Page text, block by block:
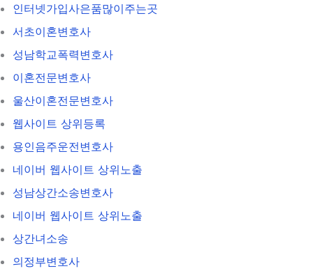
인터넷가입사은품많이주는곳
서초이혼변호사
성남학교폭력변호사
이혼전문변호사
울산이혼전문변호사
웹사이트 상위등록
용인음주운전변호사
네이버 웹사이트 상위노출
성남상간소송변호사
네이버 웹사이트 상위노출
상간녀소송
의정부변호사